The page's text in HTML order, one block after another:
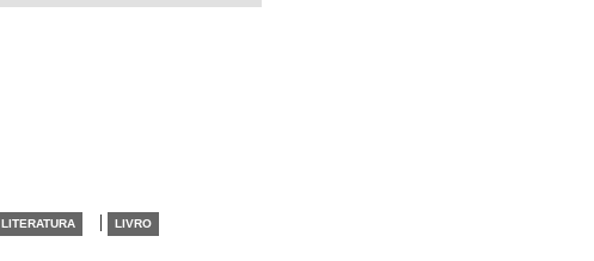
LITERATURA | LIVRO